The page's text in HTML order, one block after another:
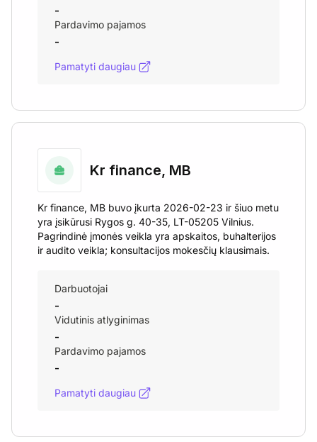
-
Pardavimo pajamos
-
Pamatyti daugiau
Kr finance, MB
Kr finance, MB buvo įkurta 2026-02-23 ir šiuo metu
yra įsikūrusi Rygos g. 40-35, LT-05205 Vilnius.
Pagrindinė įmonės veikla yra apskaitos, buhalterijos
ir audito veikla; konsultacijos mokesčių klausimais.
Darbuotojai
-
Vidutinis atlyginimas
-
Pardavimo pajamos
-
Pamatyti daugiau